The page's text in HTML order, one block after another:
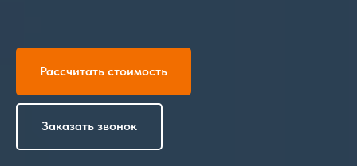
Рассчитать стоимость
Заказать звонок